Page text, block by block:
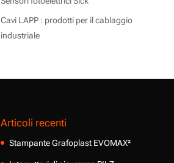
Cavi LAPP : prodotti per il cablaggio
industriale
Articoli recenti
Stampante Grafoplast EVOMAX²